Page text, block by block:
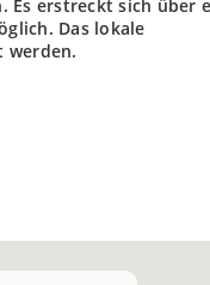
Es erstreckt sich über
Das lokale
werden.